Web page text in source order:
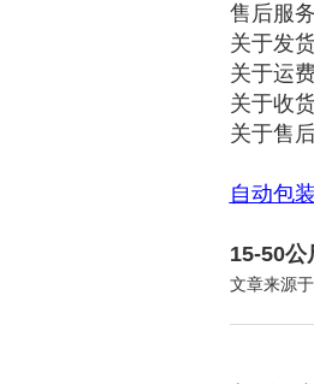
售后服
关于发
关于运
关于收
关于售
自动包
15-50公
文章来源